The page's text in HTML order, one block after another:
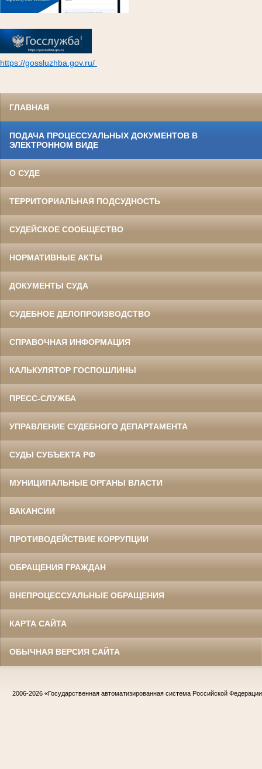
https://gossluzhba.gov.ru/
ГЛАВНАЯ
ПОДАЧА ПРОЦЕССУАЛЬНЫХ ДОКУМЕНТОВ В
ЭЛЕКТРОННОМ ВИДЕ
О СУДЕ
ТЕРРИТОРИАЛЬНАЯ ПОДСУДНОСТЬ
СУДЕЙСКОЕ СООБЩЕСТВО
НОРМАТИВНЫЕ АКТЫ
ДОКУМЕНТЫ СУДА
СУДЕБНОЕ ДЕЛОПРОИЗВОДСТВО
СПРАВОЧНАЯ ИНФОРМАЦИЯ
КАЛЬКУЛЯТОР ГОСПОШЛИНЫ
ПРЕСС-СЛУЖБА
УПРАВЛЕНИЕ СУДЕБНОГО ДЕПАРТАМЕНТА
СУДЫ СУБЪЕКТА РФ
МУНИЦИПАЛЬНЫЕ ОРГАНЫ ВЛАСТИ
ВАКАНСИИ
ПРОТИВОДЕЙСТВИЕ КОРРУПЦИИ
ОБРАЩЕНИЯ ГРАЖДАН
ВНЕПРОЦЕССУАЛЬНЫЕ ОБРАЩЕНИЯ
КАРТА САЙТА
ОБЫЧНАЯ ВЕРСИЯ САЙТА
2006-2026 «Государственная автоматизированная система Российской